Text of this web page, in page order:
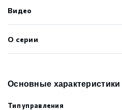
Видео
О серии
Основные характеристики
Тип управления